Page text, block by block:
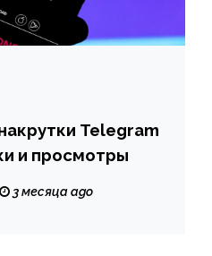
Telegram
и просмотры
3 месяца ago